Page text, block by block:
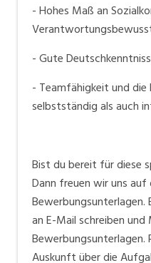
- Hohes Maß an
- Gute
- Teamfähigkeit und die
selbstständig als auch
Bist du bereit für diese
Dann freuen wir uns
Bewerbungsunterlagen.
anE-Mail schreibenund
Bewerbungsunterlagen.
Auskunft über die